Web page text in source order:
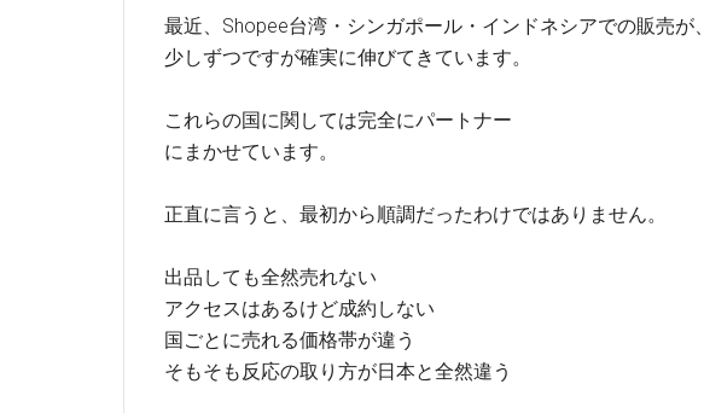
最近、Shopee台湾・シンガポール・インドネシアでの販売が、
少しずつですが確実に伸びてきています。
これらの国に関しては完全にパートナー
にまかせています。
正直に言うと、最初から順調だったわけではありません。
出品しても全然売れない
アクセスはあるけど成約しない
国ごとに売れる価格帯が違う
そもそも反応の取り方が日本と全然違う